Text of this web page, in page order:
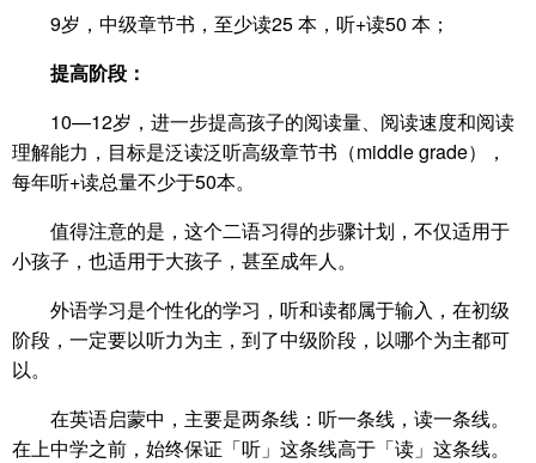
9岁，中级章节书，至少读25 本，听+读50 本；
提高阶段：
10—12岁，进一步提高孩子的阅读量、阅读速度和阅读
理解能力，目标是泛读泛听高级章节书（middle grade），
每年听+读总量不少于50本。
值得注意的是，这个二语习得的步骤计划，不仅适用于
小孩子，也适用于大孩子，甚至成年人。
外语学习是个性化的学习，听和读都属于输入，在初级
阶段，一定要以听力为主，到了中级阶段，以哪个为主都可
以。
在英语启蒙中，主要是两条线：听一条线，读一条线。
在上中学之前，始终保证「听」这条线高于「读」这条线。